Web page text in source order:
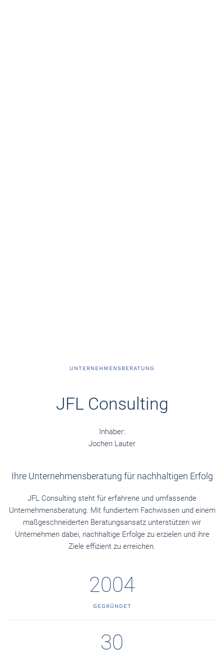
UNTERNEHMENSBERATUNG
JFL Consulting
Inhaber:
Jochen Lauter
Ihre Unternehmensberatung für nachhaltigen Erfolg
JFL Consulting steht für erfahrene und umfassende
Unternehmensberatung. Mit fundiertem Fachwissen und einem
maßgeschneiderten Beratungsansatz unterstützen wir
Unternehmen dabei, nachhaltige Erfolge zu erzielen und ihre
Ziele effizient zu erreichen.
2004
GEGRÜNDET
30